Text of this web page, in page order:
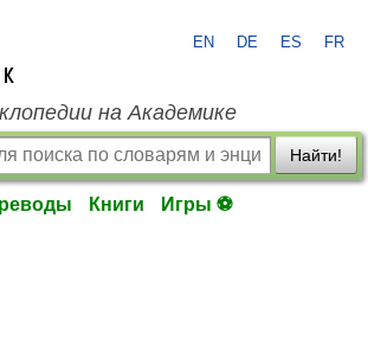
EN DE ES FR
на Академике
Найти!
Книги Игры ⚽